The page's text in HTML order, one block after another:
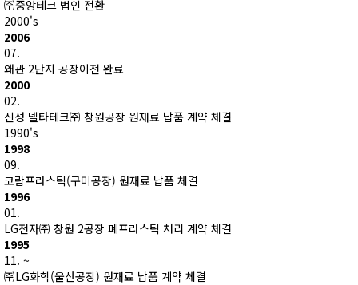
㈜중앙테크 법인 전환
2000's
2006
07.
왜관 2단지 공장이전 완료
2000
02.
신성 델타테크㈜ 창원공장 원재료 납품 계약 체결
1990's
1998
09.
코람프라스틱(구미공장) 원재료 납품 체결
1996
01.
LG전자㈜ 창원 2공장 폐프라스틱 처리 계약 체결
1995
11. ~
㈜LG화학(울산공장) 원재료 납품 계약 체결